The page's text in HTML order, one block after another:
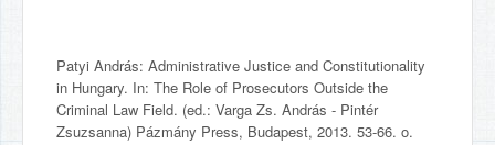
Patyi András: Administrative Justice and Constitutionality
in Hungary. In: The Role of Prosecutors Outside the
Criminal Law Field. (ed.: Varga Zs. András - Pintér
Zsuzsanna) Pázmány Press, Budapest, 2013. 53-66. o.